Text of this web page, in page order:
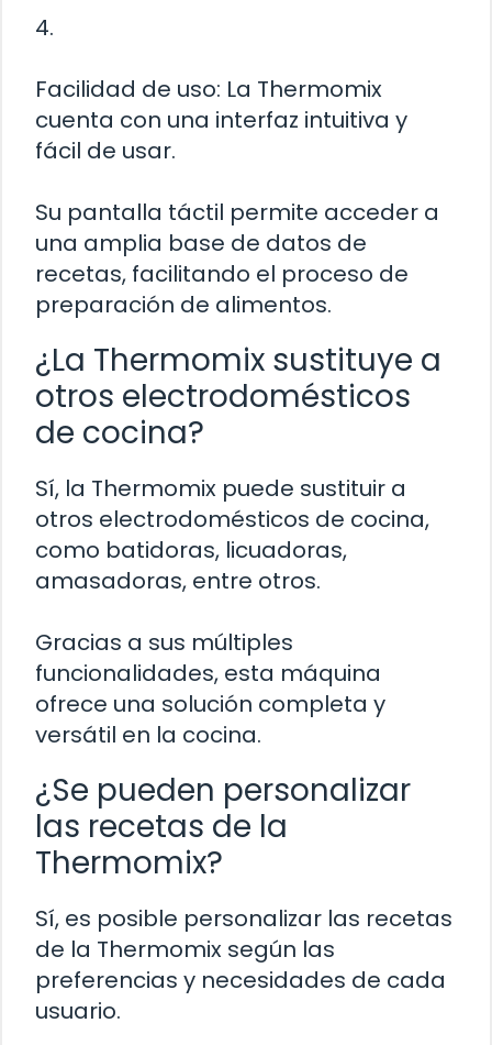
4.
Facilidad de uso: La Thermomix
cuenta con una interfaz intuitiva y
fácil de usar.
Su pantalla táctil permite acceder a
una amplia base de datos de
recetas, facilitando el proceso de
preparación de alimentos.
¿La Thermomix sustituye a
otros electrodomésticos
de cocina?
Sí, la Thermomix puede sustituir a
otros electrodomésticos de cocina,
como batidoras, licuadoras,
amasadoras, entre otros.
Gracias a sus múltiples
funcionalidades, esta máquina
ofrece una solución completa y
versátil en la cocina.
¿Se pueden personalizar
las recetas de la
Thermomix?
Sí, es posible personalizar las recetas
de la Thermomix según las
preferencias y necesidades de cada
usuario.